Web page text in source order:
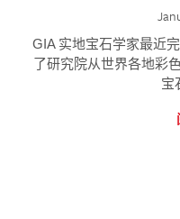
GIA 实地宝石学家最近
了研究院从世界各地彩
宝